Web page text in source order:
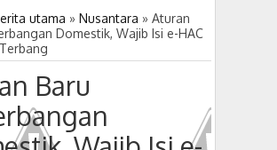
JONRU GANTIKAN MONO PIMPIN DPRD
utama » Nusantara » Aturan
Domestik, Wajib Isi e-HAC
Baru